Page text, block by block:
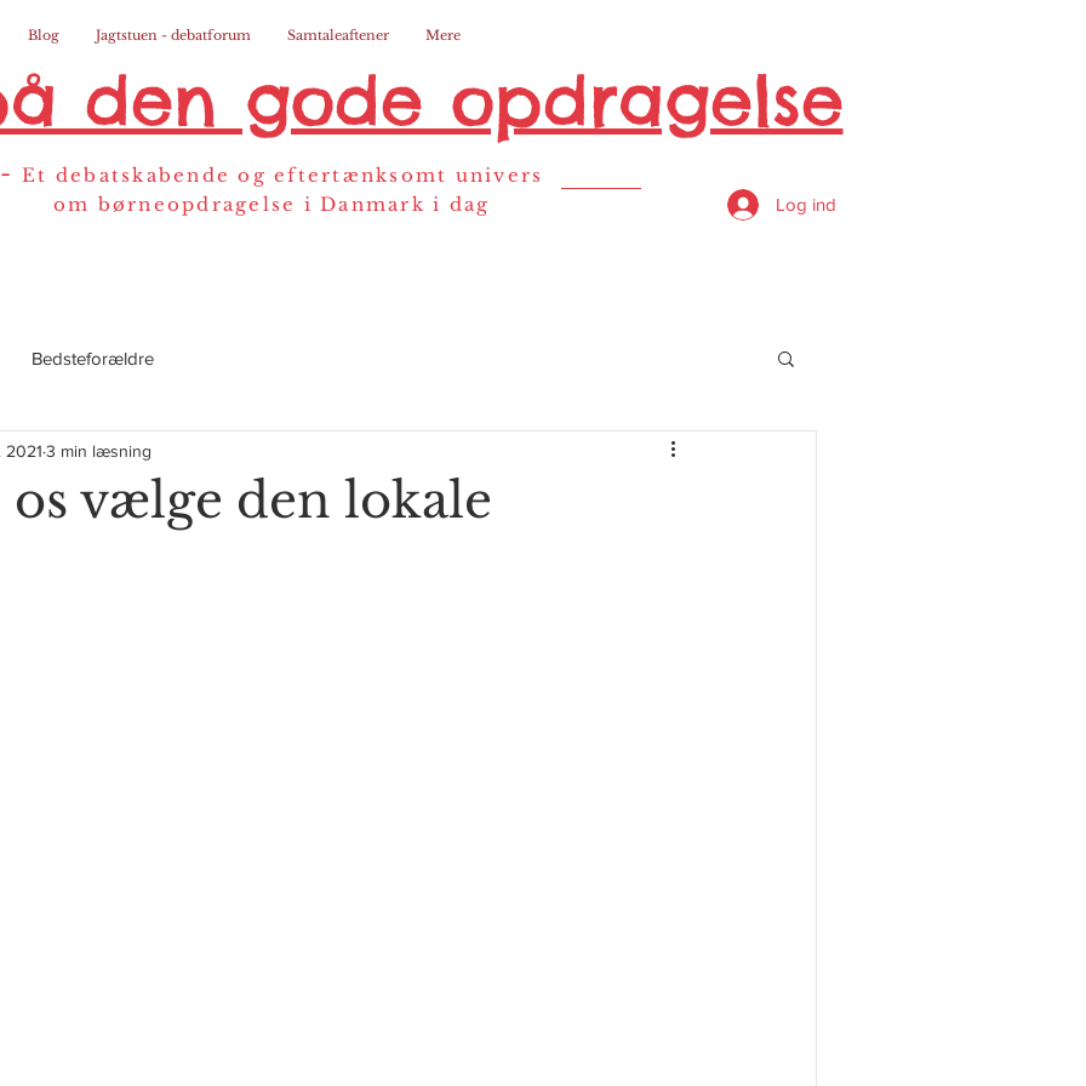
den gode opdragelse
Blog Jagtstuen - debatforum Samtaleaftener Mere
- Et debatskabende og eftertænksomt univers
om børneopdragelse i Danmark i dag
Log ind
Bedsteforældre
vælge den lokale
2021 3 min læsning